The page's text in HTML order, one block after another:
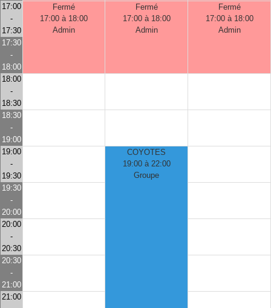
17:00
-
17:30
Fermé
17:00 à 18:00
Admin
Fermé
17:00 à 18:00
Admin
Fermé
17:00 à 18:00
Admin
17:30
-
18:00
18:00
-
18:30
18:30
-
19:00
19:00
-
19:30
COYOTES
19:00 à 22:00
Groupe
19:30
-
20:00
20:00
-
20:30
20:30
-
21:00
21:00